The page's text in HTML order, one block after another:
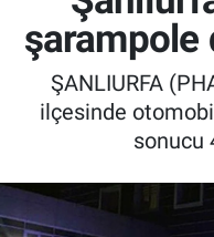
şarampole
ŞANLIURFA
ilçesinde
sonucu
Magazin
Bölge Haberleri
Gündem
Asayiş
Trafik Durumu
Süper Lig Puan
Tüm Manşetler
Son Dakika